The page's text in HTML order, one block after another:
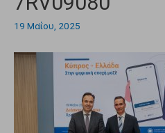
19 Μαΐου, 2025